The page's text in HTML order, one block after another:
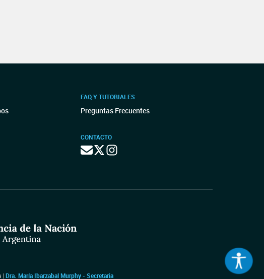
FAQ Y TUTORIALES
Preguntas Frecuentes
CONTACTO
| Dra. María Ibarzabal Murphy - Secretaria